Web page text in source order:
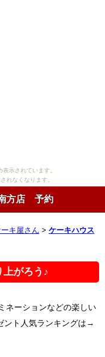
示されています。
れなくなります。
方店 予約
キ屋さん > ケーキハウス
がろう♪
ネーションなどの楽しい
ント人気ランキングは→